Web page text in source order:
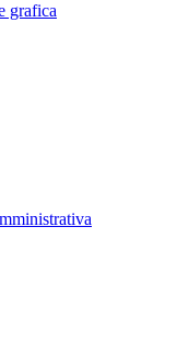
grafica